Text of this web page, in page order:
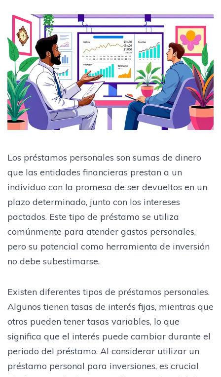
Los préstamos personales son sumas de dinero
que las entidades financieras prestan a un
individuo con la promesa de ser devueltos en un
plazo determinado, junto con los intereses
pactados. Este tipo de préstamo se utiliza
comúnmente para atender gastos personales,
pero su potencial como herramienta de inversión
no debe subestimarse.
Existen diferentes tipos de préstamos personales.
Algunos tienen tasas de interés fijas, mientras que
otros pueden tener tasas variables, lo que
significa que el interés puede cambiar durante el
periodo del préstamo. Al considerar utilizar un
préstamo personal para inversiones, es crucial